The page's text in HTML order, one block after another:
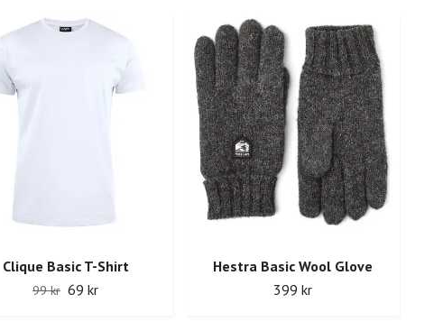
Clique Basic T-Shirt
99 kr 69 kr
Hestra Basic Wool Glove
399 kr